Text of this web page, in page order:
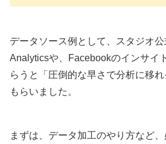
データソース例として、スタジオ
Analyticsや、Facebookのインサイ
らうと「圧倒的な早さで分析に移
もらいました。
まずは、データ加工のやり方など